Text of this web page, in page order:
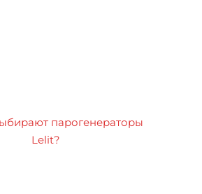
парогенераторы
Lelit?